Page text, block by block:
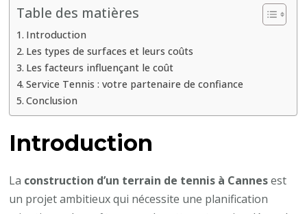
le
moyen
pour
construction
terrain
tennis
à
Table des matières
Introduction
Les types de surfaces et leurs coûts
Les facteurs influençant le coût
Service Tennis : votre partenaire de confiance
Conclusion
Introduction
La construction d’un terrain de tennis à Cannesest
un projet ambitieux qui nécessite une planification